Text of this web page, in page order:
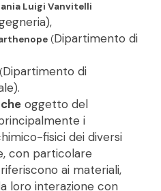
Luigi Vanvitelli
(Dipartimento di
(Dipartimento di
oggetto del
i
fisici dei diversi
con particolare
ai materiali,
loro interazione con